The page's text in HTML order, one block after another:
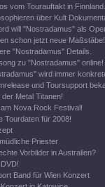
vom Tourauftakt in Finnland.
über Kult
will "Nostradamus" als
schon jetzt neue Maßstäbe!
"Nostradamus" Details.
zu "Nostradamus" online!
wird immer
und Toursupport
der Metal Titanen!
am Nova Rock Festival!
Tourdaten für 2008!
Priester
Vorbilder in Australien?
Band für Wien Konzert